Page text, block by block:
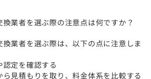
業者を選ぶ際の注意点は何ですか？
換業者を選ぶ際は、以下の点に注意しま
認定を確認する
ら見積もりを取り、料金体系を比較する